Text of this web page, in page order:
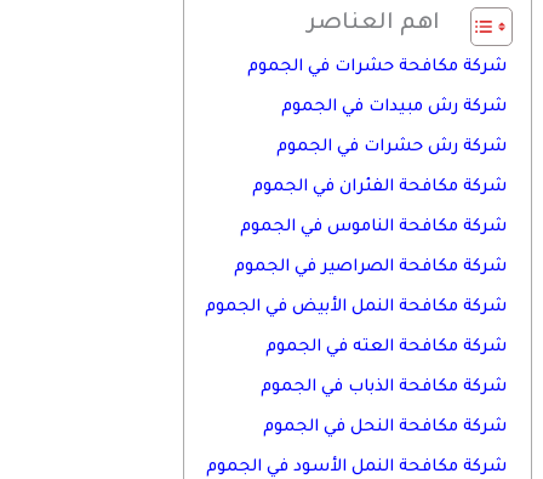
اهم العناصر
شركة مكافحة حشرات في الجموم
شركة رش مبيدات في الجموم
شركة رش حشرات في الجموم
شركة مكافحة الفئران في الجموم
شركة مكافحة الناموس في الجموم
شركة مكافحة الصراصير في الجموم
شركة مكافحة النمل الأبيض في الجموم
شركة مكافحة العته في الجموم
شركة مكافحة الذباب في الجموم
شركة مكافحة النحل في الجموم
شركة مكافحة النمل الأسود في الجموم